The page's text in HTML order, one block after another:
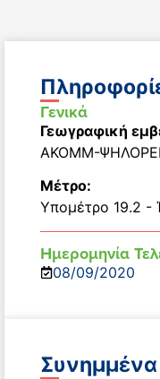
Γενικά
Γεωγραφική
ΑΚΟΜΜ-
Μέτρο:
Υπομέτρο 19.2 -
Ημερομηνία
08/09/2020
Συνημμένα